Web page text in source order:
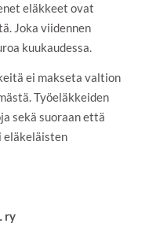
eläkkeet ovat
Joka viidennen
kuukaudessa.
ei makseta valtion
Työeläkkeiden
sekä suoraan että
ry